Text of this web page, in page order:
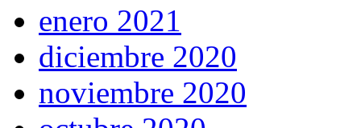
enero 2021
diciembre 2020
noviembre 2020